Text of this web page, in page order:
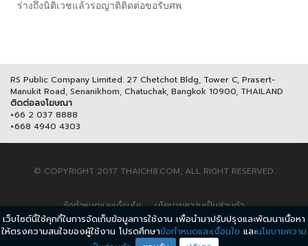
ร่างถึงนิติเวชแล้วรอญาติติดต่อขอรับศพ
RS Public Company Limited. 27 Chetchot Bldg, Tower C, Prasert-
Manukit Road, Senanikhom, Chatuchak, Bangkok 10900, THAILAND
ติดต่อลงโฆษณา
+66 2 037 8888
+668 4940 4303
© COPYRIGHT 2017 THAICH8.COM, ALL RIGHT RESERVED.
ข้อกำหนดและเงื่อนไข นโยบายความเป็นส่วนตัว
เว็บไซต์นี้ใช้คุกกี้ในการจัดเก็บข้อมูลการใช้งาน เพื่อนำมาปรับปรุงและพัฒนาเนื้อหา
ให้ตรงความสนใจของผู้ใช้งาน โปรดศึกษาข้อกำหนดและเงื่อนไข และนโยบายความ